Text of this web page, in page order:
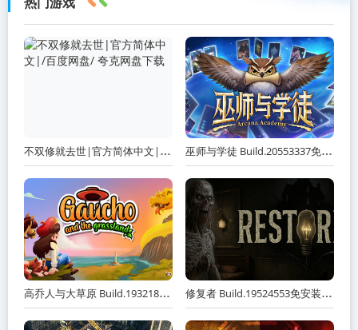
不双修就去世|官方简体中文|/百度网盘/ 夸克网盘下载 巫师与学徒 Build.20553337免安装中文版 夸克网盘下载
高乔人与大草原 Build.19321887免安装中文版 夸克网盘下载 修复者 Build.19524553免安装中文版 夸克网盘下载